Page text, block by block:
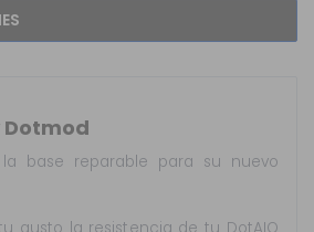
Dotmod
base reparable para su nuevo
gusto la resistencia de tu DotAIO